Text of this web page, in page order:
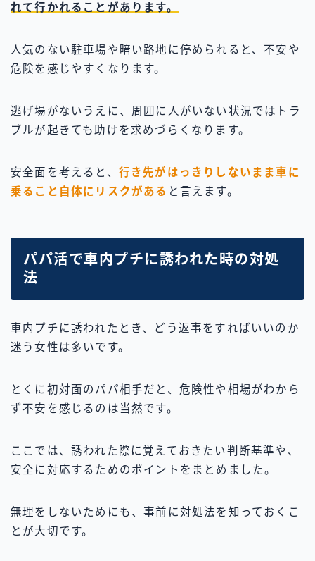
れて行かれることがあります。
人気のない駐車場や暗い路地に停められると、不安や
危険を感じやすくなります。
逃げ場がないうえに、周囲に人がいない状況ではトラ
ブルが起きても助けを求めづらくなります。
安全面を考えると、 行き先がはっきりしないまま車に
乗ること自体にリスクがある と言えます。
パパ活で車内プチに誘われた時の対処
法
車内プチに誘われたとき、どう返事をすればいいのか
迷う女性は多いです。
とくに初対面のパパ相手だと、危険性や相場がわから
ず不安を感じるのは当然です。
ここでは、誘われた際に覚えておきたい判断基準や、
安全に対応するためのポイントをまとめました。
無理をしないためにも、事前に対処法を知っておくこ
とが大切です。